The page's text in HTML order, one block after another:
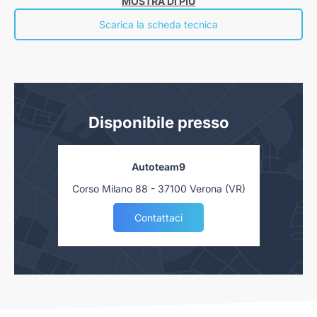
“Informazioni europee di base sul credito ai consumatori” presso la nostra
concessionaria. Salvo approvazione delle Finanziarie.
Scarica la scheda tecnica
Disponibile presso
Autoteam9
Corso Milano 88 - 37100 Verona (VR)
Contattaci